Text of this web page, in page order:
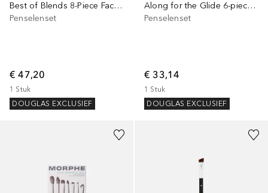
Best of Blends 8-Piece Face & Eye Brush Set
Penselenset
€ 47,20
1 Stuk
DOUGLAS EXCLUSIEF
Along for the Glide 6-piece Travel Brush Set
Penselenset
€ 33,14
1 Stuk
DOUGLAS EXCLUSIEF